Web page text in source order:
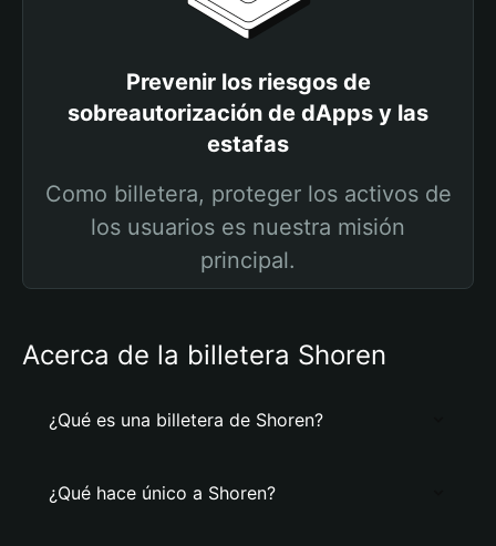
Prevenir los riesgos de
sobreautorización de dApps y las
estafas
Como billetera, proteger los activos de
los usuarios es nuestra misión
principal.
Acerca de la billetera Shoren
¿Qué es una billetera de Shoren?
¿Qué hace único a Shoren?